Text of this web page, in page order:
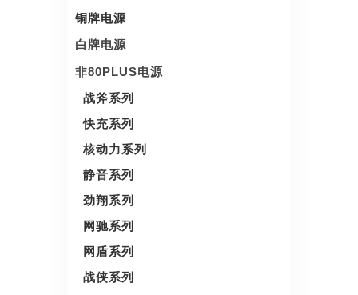
铜牌电源
白牌电源
非80PLUS电源
战斧系列
快充系列
核动力系列
静音系列
劲翔系列
网驰系列
网盾系列
战侠系列